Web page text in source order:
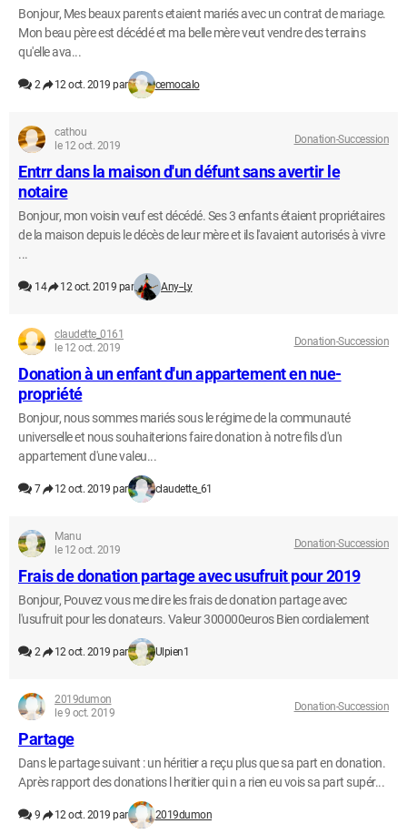
Bonjour, Mes beaux parents etaient mariés avec un contrat de mariage.
Mon beau père est décédé et ma belle mère veut vendre des terrains
qu'elle ava...
2 12 oct. 2019 par cemocalo
cathou
le 12 oct. 2019
Donation-Succession
Entrr dans la maison d'un défunt sans avertir le
notaire
Bonjour, mon voisin veuf est décédé. Ses 3 enfants étaient propriétaires
de la maison depuis le décès de leur mère et ils l'avaient autorisés à vivre
...
14 12 oct. 2019 par Any--Ly
claudette_0161
le 12 oct. 2019
Donation-Succession
Donation à un enfant d'un appartement en nue-
propriété
Bonjour, nous sommes mariés sous le régime de la communauté
universelle et nous souhaiterions faire donation à notre fils d'un
appartement d'une valeu...
7 12 oct. 2019 par claudette_61
Manu
le 12 oct. 2019
Donation-Succession
Frais de donation partage avec usufruit pour 2019
Bonjour, Pouvez vous me dire les frais de donation partage avec
l'usufruit pour les donateurs. Valeur 300000euros Bien cordialement
2 12 oct. 2019 par Ulpien1
2019dumon
le 9 oct. 2019
Donation-Succession
Partage
Dans le partage suivant : un héritier a reçu plus que sa part en donation.
Après rapport des donations l heritier qui n a rien eu vois sa part supér...
9 12 oct. 2019 par 2019dumon